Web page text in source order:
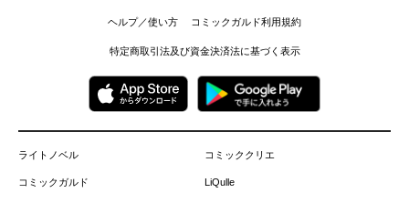
ヘルプ／使い方 コミックガルド利用規約
特定商取引法及び資金決済法に基づく表示
ライトノベル
コミックガルド
コミッククリエ
LiQulle